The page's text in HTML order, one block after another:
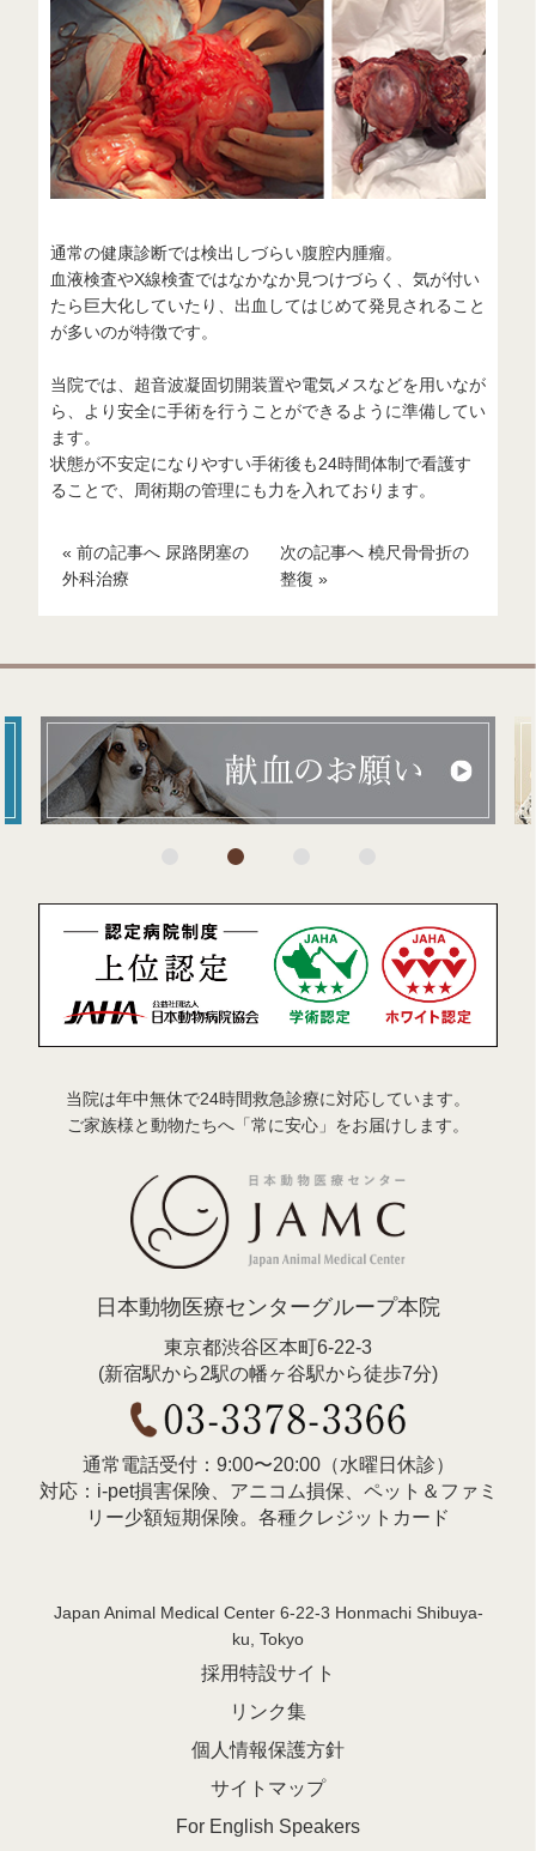
通常の健康診断では検出しづらい腹腔内腫瘤。
血液検査やX線検査ではなかなか見つけづらく、気が付い
たら巨大化していたり、出血してはじめて発見されること
が多いのが特徴です。
当院では、超音波凝固切開装置や電気メスなどを用いなが
ら、より安全に手術を行うことができるように準備してい
ます。
状態が不安定になりやすい手術後も24時間体制で看護す
ることで、周術期の管理にも力を入れております。
« 前の記事へ 尿路閉塞の
外科治療
次の記事へ 橈尺骨骨折の
整復 »
当院は年中無休で24時間救急診療に対応しています。
ご家族様と動物たちへ「常に安心」をお届けします。
日本動物医療センターグループ本院
東京都渋谷区本町6-22-3
(新宿駅から2駅の幡ヶ谷駅から徒歩7分)
通常電話受付：9:00〜20:00（水曜日休診）
対応：i-pet損害保険、アニコム損保、ペット＆ファミ
リー少額短期保険。各種クレジットカード
Japan Animal Medical Center 6-22-3 Honmachi Shibuya-
ku, Tokyo
採用特設サイト
リンク集
個人情報保護方針
サイトマップ
For English Speakers